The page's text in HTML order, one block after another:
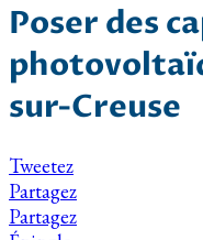
Poser des
sur-Creuse
Tweetez
Partagez
Partagez